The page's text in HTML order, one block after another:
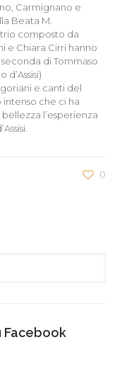
Carmignano e
Beata M.
trio composto da
e Chiara Cirri hanno
di Tommaso
e canti del
che ci ha
l’esperienza
0
Facebook